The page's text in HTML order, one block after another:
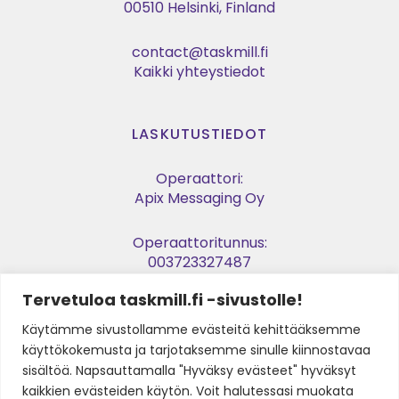
Tervetuloa taskmill.fi -sivustolle!
Käytämme sivustollamme evästeitä kehittääksemme
käyttökokemusta ja tarjotaksemme sinulle kiinnostavaa
sisältöä. Napsauttamalla "Hyväksy evästeet" hyväksyt
kaikkien evästeiden käytön. Voit halutessasi muokata
00510 Helsinki, Finland
contact@taskmill.fi
Kaikki yhteystiedot
LASKUTUSTIEDOT
Operaattori:
Apix Messaging Oy
Operaattoritunnus:
003723327487
Verkkolaskuosoite:
003729053974
Y-tunnus:
2905397-4